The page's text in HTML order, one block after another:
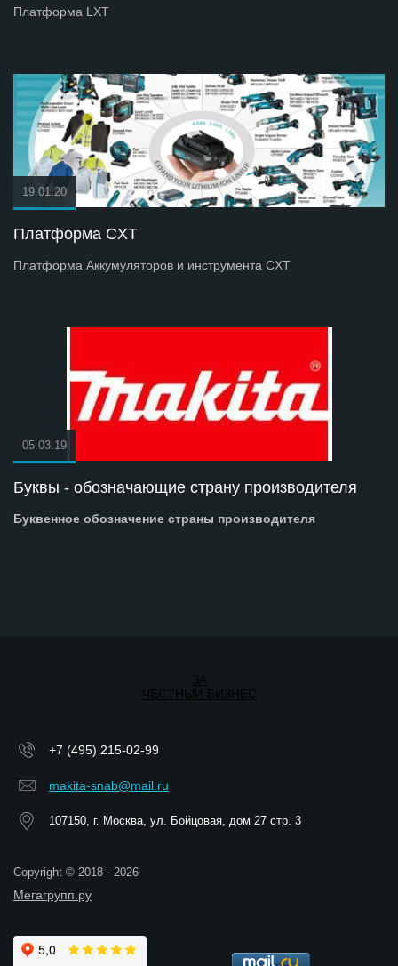
Платформа LXT
19.01.20
Платформа СXT
Платформа Аккумуляторов и инструмента СXT
05.03.19
Буквы - обозначающие страну производителя
Буквенное обозначение страны производителя
+7 (495) 215-02-99
makita-snab@mail.ru
107150, г. Москва, ул. Бойцовая, дом 27 стр. 3
Copyright © 2018 - 2026
Мегагрупп.ру
ЗА
ЧЕСТНЫЙ БИЗНЕС